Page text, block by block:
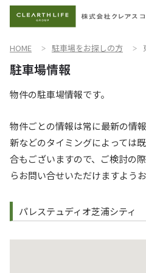
HOME 駐車場をお探しの方
物件の駐車場情報です。
物件ごとの情報は常に最新の情
新などのタイミングによっては
合もございますので、ご検討の
らお問い合せいただけますよう
パレステュディオ芝浦シティ